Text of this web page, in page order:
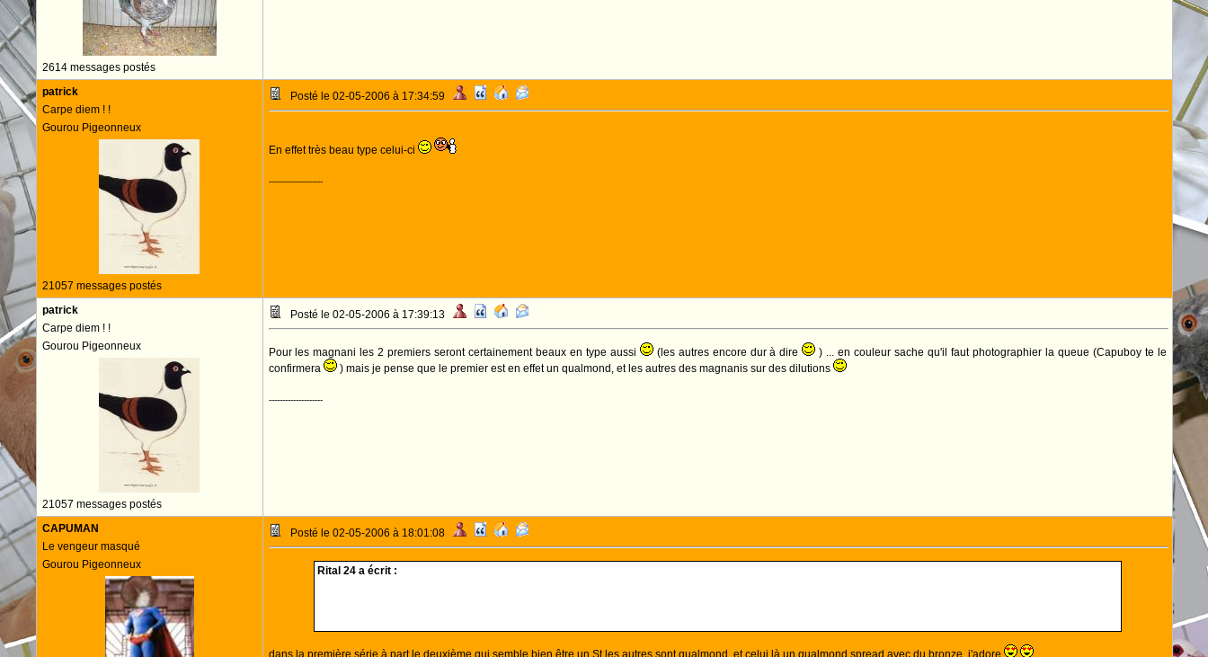
2614 messages postés
patrick
Carpe diem ! !
Gourou Pigeonneux
21057 messages postés
Posté le 02-05-2006 à 17:34:59
En effet très beau type celui-ci
--------------------
patrick
Carpe diem ! !
Gourou Pigeonneux
21057 messages postés
Posté le 02-05-2006 à 17:39:13
Pour les magnani les 2 premiers seront certainement beaux en type aussi (les autres encore dur à dire
) ... en couleur sache qu'il faut photographier la queue (Capuboy te le
confirmera
) mais je pense que le premier est en effet un qualmond, et les autres des magnanis sur des dilutions
--------------------
CAPUMAN
Le vengeur masqué
Gourou Pigeonneux
Posté le 02-05-2006 à 18:01:08
Rital 24 a écrit :
dans la première série à part le deuxième qui semble bien être un St les autres sont qualmond, et celui là un qualmond spread avec du bronze, j'adore